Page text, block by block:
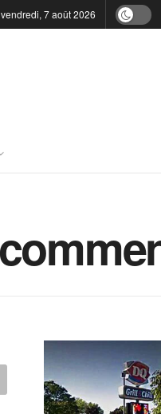
vendredi, 7 août 2026